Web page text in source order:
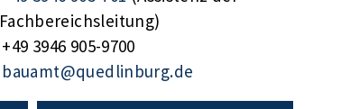
Fachbereichsleitung)
+49 3946 905-9700
bauamt@quedlinburg.de